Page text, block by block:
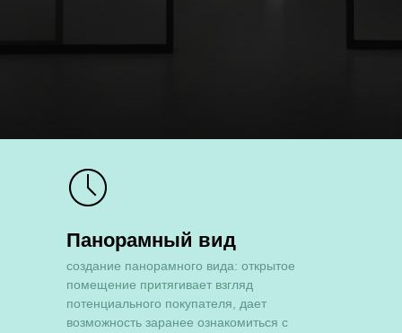
Готовность
Панорамный вид
cоздание панорамного вида: открытое
помещение притягивает взгляд
потенциального покупателя, дает
возможность заранее ознакомиться с